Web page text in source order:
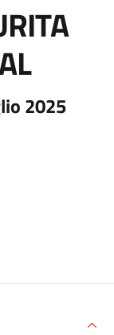
2025